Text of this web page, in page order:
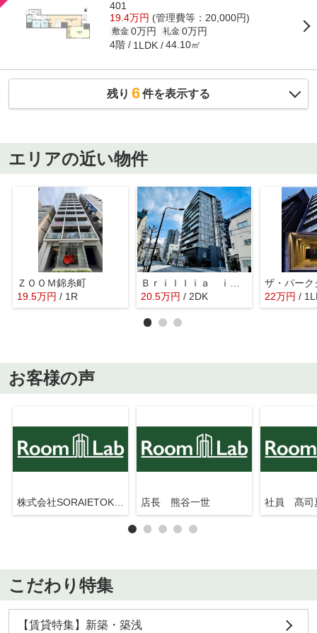
401
19.4万円 (管理費等：20,000円)
敷金 0万円 礼金 0万円
4階 1LDK 44.10㎡
残り 6件を表示する
エリアの近い物件
ＺＯＯＭ錦糸町
19.5万円 / 1R
20.5万円 / 2DK 22万円 /
お客様の声
株式会社SORAIETOKYO押上駅前店 店長 熊谷一世 社員 髙司
こだわり特集
【賃貸特集】新築・築浅